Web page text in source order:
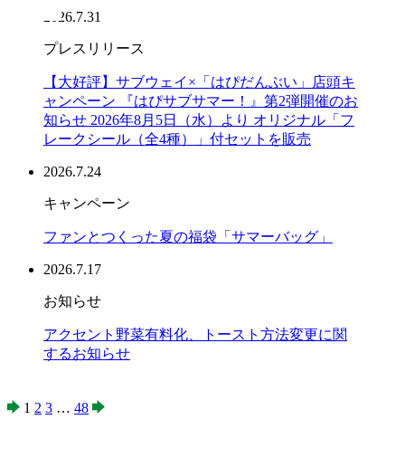
2026.7.31
プレスリリース
【大好評】サブウェイ×「はぴだんぶい」店頭キ
ャンペーン 『はぴサブサマー！』第2弾開催のお
知らせ 2026年8月5日（水）より オリジナル「フ
レークシール（全4種）」付セットを販売
2026.7.24
キャンペーン
ファンとつくった夏の福袋「サマーバッグ」
2026.7.17
お知らせ
アクセント野菜有料化、トースト方法変更に関
するお知らせ
1 2 3 … 48